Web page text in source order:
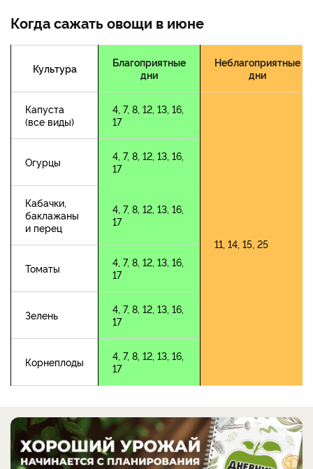
Когда сажать овощи в июне
Культура
Благоприятные
дни
Неблагоприятные
дни
Капуста
(все виды)
4, 7, 8, 12, 13, 16,
17
11, 14, 15, 25
Огурцы
4, 7, 8, 12, 13, 16,
17
Кабачки,
баклажаны
и перец
4, 7, 8, 12, 13, 16,
17
Томаты
4, 7, 8, 12, 13, 16,
17
Зелень
4, 7, 8, 12, 13, 16,
17
Корнеплоды
4, 7, 8, 12, 13, 16,
17